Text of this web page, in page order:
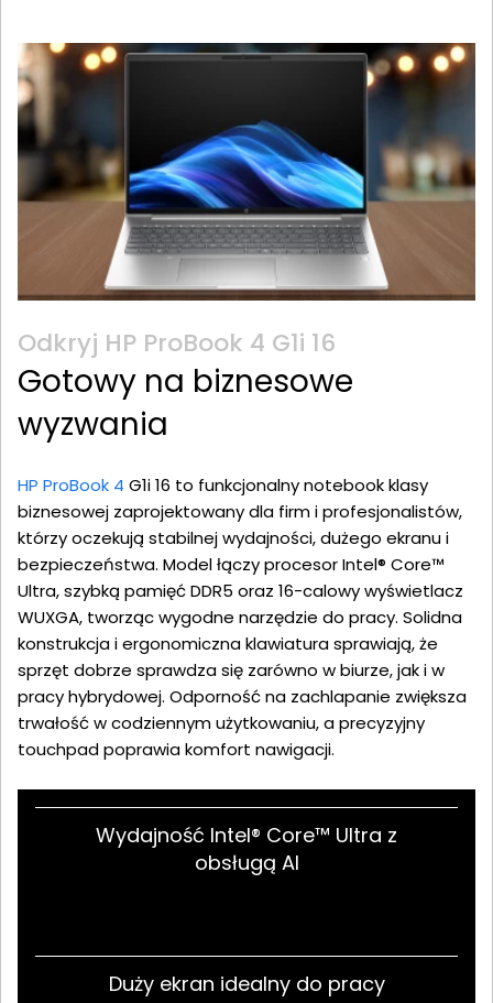
Odkryj HP ProBook 4 G1i 16
Gotowy na biznesowe
wyzwania
HP ProBook 4 G1i 16 to funkcjonalny notebook klasy
biznesowej zaprojektowany dla firm i profesjonalistów,
którzy oczekują stabilnej wydajności, dużego ekranu i
bezpieczeństwa. Model łączy procesor Intel® Core™
Ultra, szybką pamięć DDR5 oraz 16-calowy wyświetlacz
WUXGA, tworząc wygodne narzędzie do pracy. Solidna
konstrukcja i ergonomiczna klawiatura sprawiają, że
sprzęt dobrze sprawdza się zarówno w biurze, jak i w
pracy hybrydowej. Odporność na zachlapanie zwiększa
trwałość w codziennym użytkowaniu, a precyzyjny
touchpad poprawia komfort nawigacji.
Wydajność Intel® Core™ Ultra z
obsługą AI
Duży ekran idealny do pracy